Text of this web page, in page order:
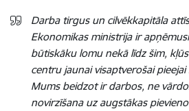
Darba tirgus un cilvēkkapitāla
Ekonomikas ministrija ir
būtiskāku lomu nekā līdz šim,
centru jaunai visaptverošai pieejai
Mums beidzot ir darbos, ne
novirzīšana uz augstākas